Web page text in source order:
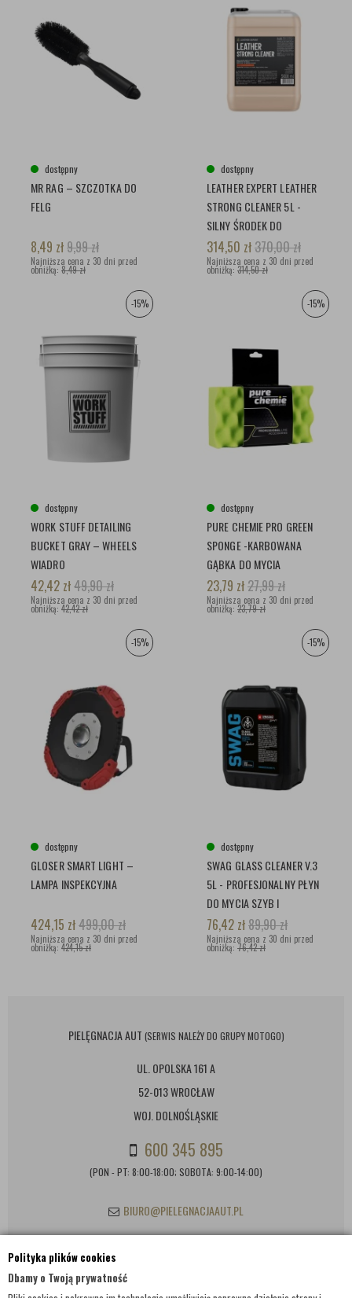
Polityka plików cookies
Dbamy o Twoją prywatność
dostępny
MR RAG – SZCZOTKA DO
FELG
8,49 zł9,99zł
Najniższa cena z 30 dni przed
obniżką: 8,49 zł
dostępny
LEATHER EXPERT LEATHER
STRONG CLEANER 5L -
SILNY ŚRODEK DO
CZYSZCZENIA TAPICERKI
SKÓRZANEJ
314,50 zł370,00zł
Najniższa cena z 30 dni przed
obniżką: 314,50 zł
-15%
dostępny
WORK STUFF DETAILING
BUCKET GRAY – WHEELS
WIADRO
42,42 zł49,90zł
Najniższa cena z 30 dni przed
obniżką: 42,42 zł
-15%
dostępny
PURE CHEMIE PRO GREEN
SPONGE -KARBOWANA
GĄBKA DO MYCIA
SAMOCHODU
23,79 zł27,99zł
Najniższa cena z 30 dni przed
obniżką: 23,79 zł
-15%
dostępny
GLOSER SMART LIGHT –
LAMPA INSPEKCYJNA
424,15 zł499,00zł
Najniższa cena z 30 dni przed
obniżką: 424,15 zł
-15%
dostępny
SWAG GLASS CLEANER V.3
5L - PROFESJONALNY PŁYN
DO MYCIA SZYB I
TWORZYW SZTUCZNYCH
76,42 zł89,90zł
Najniższa cena z 30 dni przed
obniżką: 76,42 zł
PIELĘGNACJA AUT (SERWIS NALEŻY DO GRUPY MOTOGO)
UL. OPOLSKA 161 A
52-013 WROCŁAW
WOJ. DOLNOŚLĄSKIE
600 345 895
(PON - PT: 8:00-18:00; SOBOTA: 9:00-14:00)
BIURO@PIELEGNACJAAUT.PL
INFORMACJE KONTAKTOWE